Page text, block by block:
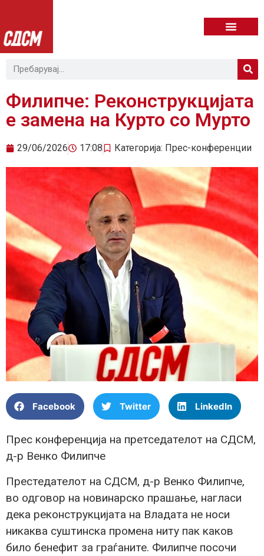
Филипче: Реконструкцијата
е замена на Курто со Мурто
29/06/2026 17:08 Категорија: Прес-конференции
Facebook Twitter LinkedIn
Прес конференција на претседателот на СДСМ,
д-р Венко Филипче
Престедателот на СДСМ, д-р Венко Филипче,
во одговор на новинарско прашање, нагласи
дека реконструкцијата на Владата не носи
никаква суштинска промена ниту пак каков
било бенефит за граѓаните. Филипче посочи